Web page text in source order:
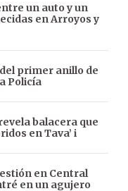
un auto y un
en Arroyos y
primer anillo de
Policía
balacera que
en Tava’ i
en Central
en un agujero